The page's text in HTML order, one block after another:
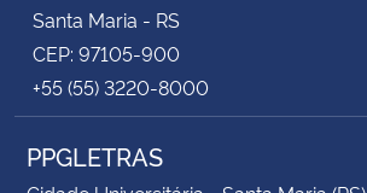
Santa Maria - RS
CEP: 97105-900
+55 (55) 3220-8000
PPGLETRAS